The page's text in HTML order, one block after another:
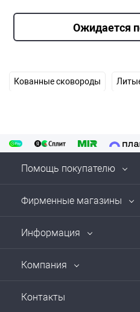
Ожидается
Кованные сковороды
Помощь покупателю
Фирменные магазины
Информация
Компания
Контакты